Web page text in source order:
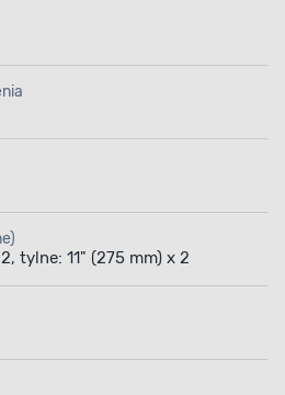
tylne: 11" (275 mm) x 2